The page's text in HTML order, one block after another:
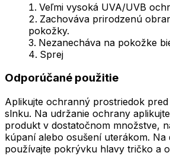
Veľmi vysoká UVA/UVB
Zachováva prirodzenú
pokožky.
Nezanecháva na pokožke
Sprej
Odporúčané použitie
Aplikujte ochranný prostriedok
slnku. Na udržanie ochrany
produkt v dostatočnom množstve,
kúpaní alebo osušení uterákom.
používajte pokrývku hlavy tričko a